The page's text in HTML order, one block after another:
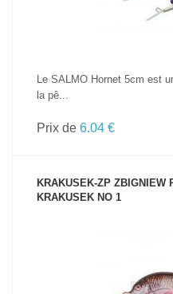
Le SALMO Hornet 5cm est
la pê...
Prix de 6.04 €
KRAKUSEK-ZP ZBIGNIEW
KRAKUSEK NO 1